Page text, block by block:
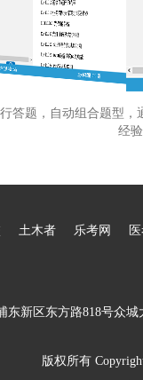
答题，自动组合题型
经
土木者 乐考网
东新区东方路818号众城
版权所有